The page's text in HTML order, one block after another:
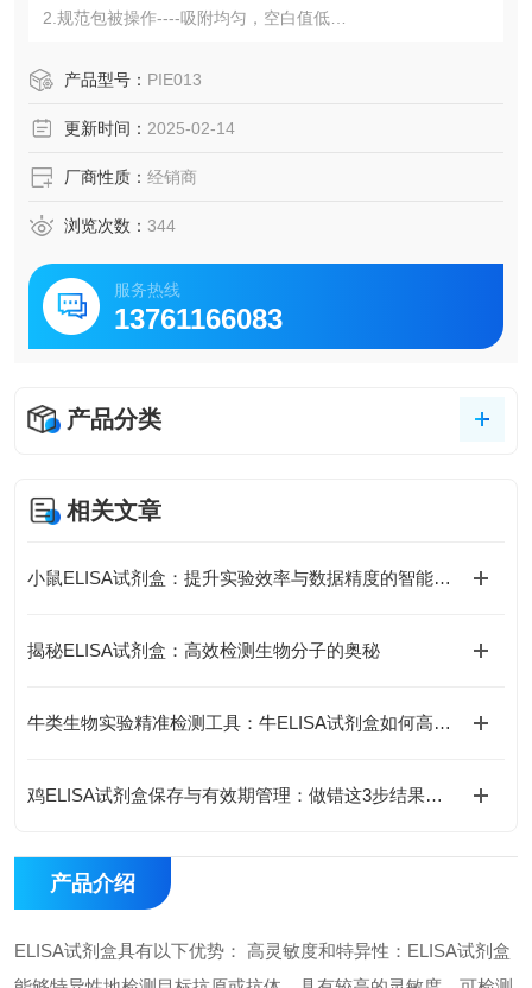
2.规范包被操作----吸附均匀，空白值低
4.适用于血浆、血清、组织匀浆液、细胞培养上清液、尿液、
5.可检测动物类型丰富：人、猴、大鼠、小鼠、兔、猪、犬、
6.检测指标齐全：炎症因子、血管生成素、动脉粥样硬化因
子、趋化因子、生长因子、基质金属蛋白酶、脂肪因子等。
产品型号： PIE013
更新时间： 2025-02-14
厂商性质： 经销商
浏览次数： 344
服务热线
13761166083
产品分类
相关文章
小鼠ELISA试剂盒：提升实验效率与数据精度的智能方案
揭秘ELISA试剂盒：高效检测生物分子的奥秘
牛类生物实验精准检测工具：牛ELISA试剂盒如何高效完成牛源样本目标蛋白定量分析？
鸡ELISA试剂盒保存与有效期管理：做错这3步结果全废
产品介绍
ELISA试剂盒具有以下优势： 高灵敏度和特异性：ELISA试剂盒